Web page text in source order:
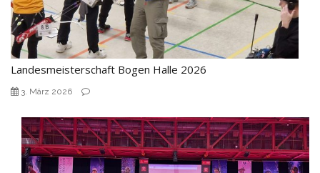
Landesmeisterschaft Bogen Halle 2026
3. März 2026